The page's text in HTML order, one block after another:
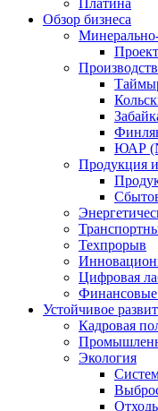
Платина
Обзор бизнеса
Минерально-
ЮАР
Продукция
Техпрорыв
Цифровая
Финансовые
Устойчивое
Кадровая
Экология